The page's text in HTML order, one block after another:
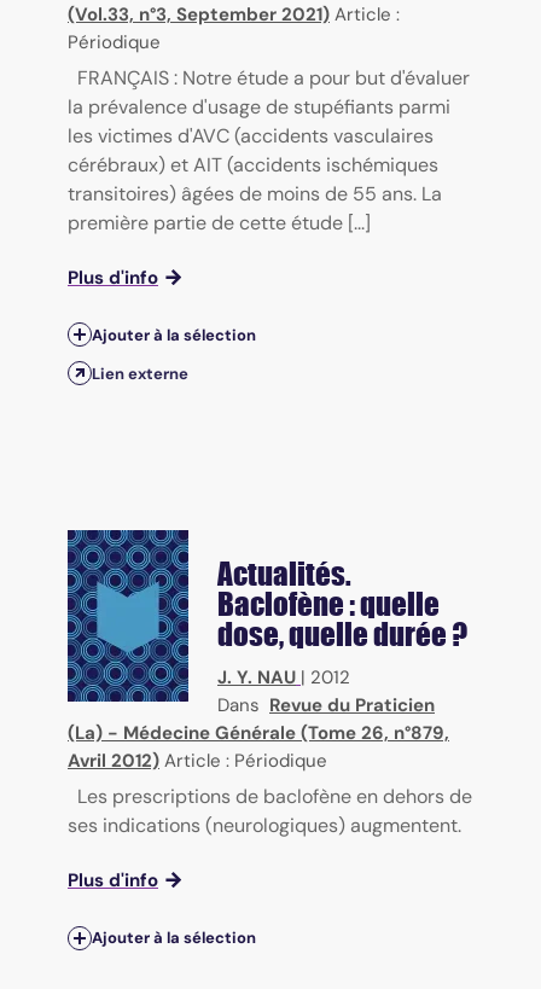
(Vol.33, n°3, September 2021) Article :
Périodique
FRANÇAIS : Notre étude a pour but d'évaluer
la prévalence d'usage de stupéfiants parmi
les victimes d'AVC (accidents vasculaires
cérébraux) et AIT (accidents ischémiques
transitoires) âgées de moins de 55 ans. La
première partie de cette étude [...]
Plus d'info
Ajouter à la sélection
Lien externe
Actualités.
Baclofène : quelle
dose, quelle durée ?
J. Y. NAU | 2012
Dans Revue du Praticien
(La) - Médecine Générale (Tome 26, n°879,
Avril 2012) Article : Périodique
Les prescriptions de baclofène en dehors de
ses indications (neurologiques) augmentent.
Plus d'info
Ajouter à la sélection